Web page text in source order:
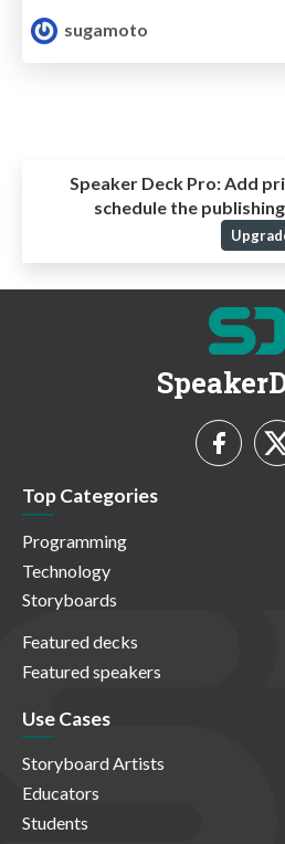
sugamoto
Speaker Deck Pro:Add
schedule the
Top Categories
Programming
Technology
Storyboards
Featured decks
Featured speakers
Use Cases
Storyboard Artists
Educators
Students